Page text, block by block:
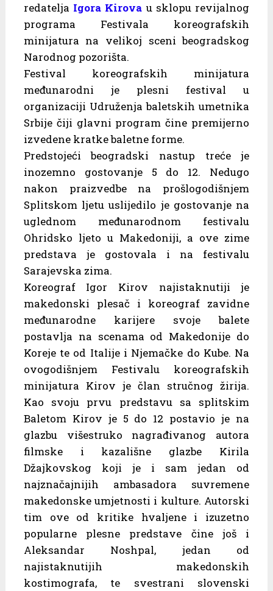
redatelja Igora Kirova u sklopu revijalnog
programa Festivala koreografskih
minijatura na velikoj sceni beogradskog
Narodnog pozorišta.
Festival koreografskih minijatura
međunarodni je plesni festival u
organizaciji Udruženja baletskih umetnika
Srbije čiji glavni program čine premijerno
izvedene kratke baletne forme.
Predstojeći beogradski nastup treće je
inozemno gostovanje 5 do 12. Nedugo
nakon praizvedbe na prošlogodišnjem
Splitskom ljetu uslijedilo je gostovanje na
uglednom međunarodnom festivalu
Ohridsko ljeto u Makedoniji, a ove zime
predstava je gostovala i na festivalu
Sarajevska zima.
Koreograf Igor Kirov najistaknutiji je
makedonski plesač i koreograf zavidne
međunarodne karijere svoje balete
postavlja na scenama od Makedonije do
Koreje te od Italije i Njemačke do Kube. Na
ovogodišnjem Festivalu koreografskih
minijatura Kirov je član stručnog žirija.
Kao svoju prvu predstavu sa splitskim
Baletom Kirov je 5 do 12 postavio je na
glazbu višestruko nagrađivanog autora
filmske i kazališne glazbe Kirila
Džajkovskog koji je i sam jedan od
najznačajnijih ambasadora suvremene
makedonske umjetnosti i kulture. Autorski
tim ove od kritike hvaljene i izuzetno
popularne plesne predstave čine još i
Aleksandar Noshpal, jedan od
najistaknutijih makedonskih
kostimografa, te svestrani slovenski